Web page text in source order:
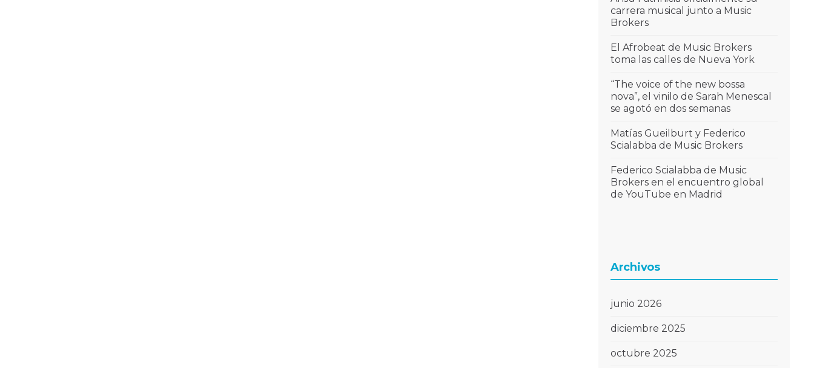
carrera musical junto a Music
Brokers
El Afrobeat de Music Brokers
toma las calles de Nueva York
“The voice of the new bossa
nova”, el vinilo de Sarah Menescal
se agotó en dos semanas
Matías Gueilburt y Federico
Scialabba de Music Brokers
Federico Scialabba de Music
Brokers en el encuentro global
de YouTube en Madrid
Archivos
junio 2026
diciembre 2025
octubre 2025